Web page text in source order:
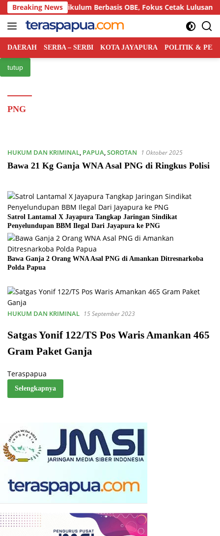
Langsung
ke
konten
Breaking News
Kurikulum Berbasis OBE, Fokus Cetak Lulusan Hukum
DAERAH SERBA – SERBI KOTA JAYAPURA POLITIK &
tutup
PNG
HUKUM DAN KRIMINAL, PAPUA,SOROTAN 1 Oktober 2025
Bawa 21 Kg Ganja WNA Asal PNG di Ringkus Polisi
Satrol Lantamal X Jayapura Tangkap Jaringan Sindikat
Penyelundupan BBM Ilegal Dari Jayapura ke PNG
Bawa Ganja 2 Orang WNA Asal PNG di Amankan Ditresnarkoba
Polda Papua
HUKUM DAN KRIMINAL 15 September 2023
Satgas Yonif 122/TS Pos Waris Amankan 465
Gram Paket Ganja
Teraspapua
Selengkapnya